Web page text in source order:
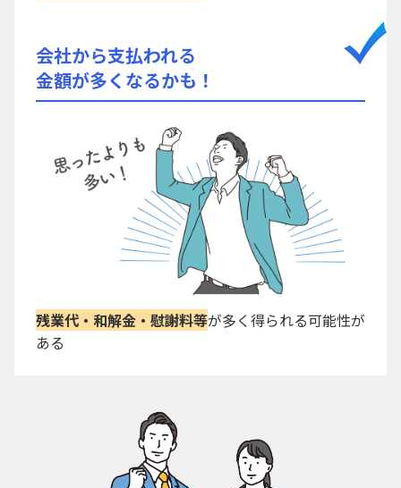
会社から支払われる
金額が多くなるかも！
残業代・和解金・慰謝料等が多く得られる可能性が
ある